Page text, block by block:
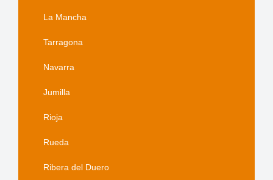
La Mancha
Tarragona
Navarra
Jumilla
Rioja
Rueda
Ribera del Duero